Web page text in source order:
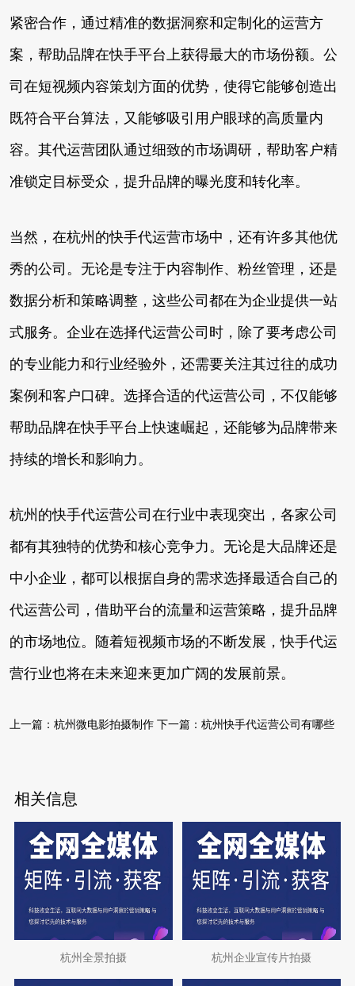
紧密合作，通过精准的数据洞察和定制化的运营方
案，帮助品牌在快手平台上获得最大的市场份额。公
司在短视频内容策划方面的优势，使得它能够创造出
既符合平台算法，又能够吸引用户眼球的高质量内
容。其代运营团队通过细致的市场调研，帮助客户精
准锁定目标受众，提升品牌的曝光度和转化率。
当然，在杭州的快手代运营市场中，还有许多其他优
秀的公司。无论是专注于内容制作、粉丝管理，还是
数据分析和策略调整，这些公司都在为企业提供一站
式服务。企业在选择代运营公司时，除了要考虑公司
的专业能力和行业经验外，还需要关注其过往的成功
案例和客户口碑。选择合适的代运营公司，不仅能够
帮助品牌在快手平台上快速崛起，还能够为品牌带来
持续的增长和影响力。
杭州的快手代运营公司在行业中表现突出，各家公司
都有其独特的优势和核心竞争力。无论是大品牌还是
中小企业，都可以根据自身的需求选择最适合自己的
代运营公司，借助平台的流量和运营策略，提升品牌
的市场地位。随着短视频市场的不断发展，快手代运
营行业也将在未来迎来更加广阔的发展前景。
上一篇： 杭州微电影拍摄制作 下一篇： 杭州快手代运营公司有哪些
相关信息
杭州全景拍摄 杭州企业宣传片拍摄